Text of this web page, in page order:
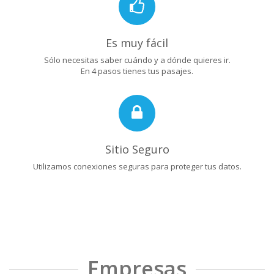
Es muy fácil
Sólo necesitas saber cuándo y a dónde quieres ir.
En 4 pasos tienes tus pasajes.
Sitio Seguro
Utilizamos conexiones seguras para proteger tus datos.